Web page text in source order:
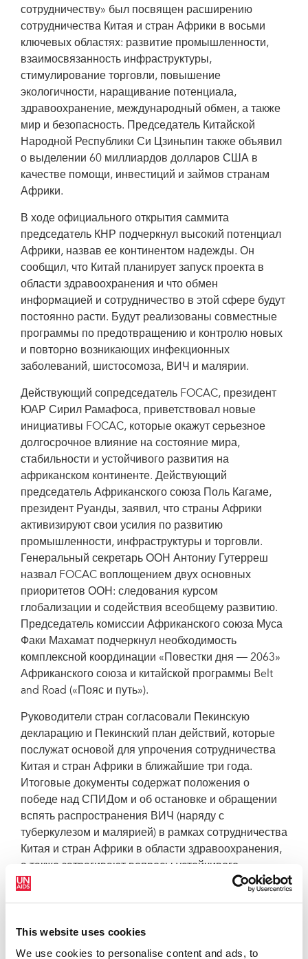
This website uses cookies
We use cookies to personalise content and ads, to
Leaders from African countries and China met in Beijing, China, during the
2018 Beijing Summit of the Forum on China–Africa Cooperation (FOCAC) on
3 and 4 September to accelerate the social and economic development of
Africa.
сотрудничеству» был посвящен расширению
сотрудничества Китая и стран Африки в восьми
ключевых областях: развитие промышленности,
взаимосвязанность инфраструктуры,
стимулирование торговли, повышение
экологичности, наращивание потенциала,
здравоохранение, международный обмен, а также
мир и безопасность. Председатель Китайской
Народной Республики Си Цзиньпин также объявил
о выделении 60 миллиардов долларов США в
качестве помощи, инвестиций и займов странам
Африки.
В ходе официального открытия саммита
председатель КНР подчеркнул высокий потенциал
Африки, назвав ее континентом надежды. Он
сообщил, что Китай планирует запуск проекта в
области здравоохранения и что обмен
информацией и сотрудничество в этой сфере будут
постоянно расти. Будут реализованы совместные
программы по предотвращению и контролю новых
и повторно возникающих инфекционных
заболеваний, шистосомоза, ВИЧ и малярии.
Действующий сопредседатель FOCAC, президент
ЮАР Сирил Рамафоса, приветствовал новые
инициативы FOCAC, которые окажут серьезное
долгосрочное влияние на состояние мира,
стабильности и устойчивого развития на
африканском континенте. Действующий
председатель Африканского союза Поль Кагаме,
президент Руанды, заявил, что страны Африки
активизируют свои усилия по развитию
промышленности, инфраструктуры и торговли.
Генеральный секретарь ООН Антониу Гутерреш
назвал FOCAC воплощением двух основных
приоритетов ООН: следования курсом
глобализации и содействия всеобщему развитию.
Председатель комиссии Африканского союза Муса
Факи Махамат подчеркнул необходимость
комплексной координации «Повестки дня — 2063»
Африканского союза и китайской программы Belt
and Road («Пояс и путь»).
Руководители стран согласовали Пекинскую
декларацию и Пекинский план действий, которые
послужат основой для упрочения сотрудничества
Китая и стран Африки в ближайшие три года.
Итоговые документы содержат положения о
победе над СПИДом и об остановке и обращении
вспять распространения ВИЧ (наряду с
туберкулезом и малярией) в рамках сотрудничества
Китая и стран Африки в области здравоохранения,
а также затрагивают вопросы устойчивого
развития в контексте здравоохранения и местного
наращивания потенциала ее специалистов,
необходимых для обеспечения населению доступа